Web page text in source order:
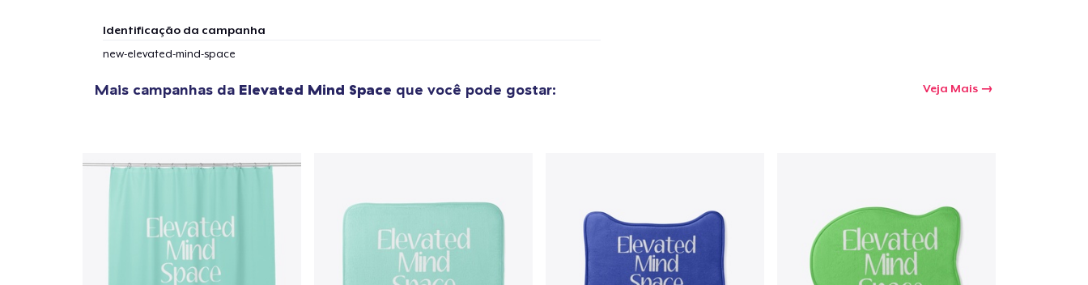
Identificação da campanha
new-elevated-mind-space
Mais campanhas da Elevated Mind Space que você pode gostar: Veja Mais
Seguir para a Finalização da
Compra
Continuar Comprando